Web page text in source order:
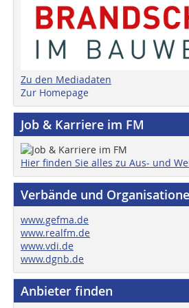
Zu den Mediadaten
Zur Homepage
Job & Karriere im FM
Hier finden Sie alles zu Aus- und
Verbände und
www.gefma.de
www.realfm.de
www.vdi.de
www.dgnb.de
Anbieter finden